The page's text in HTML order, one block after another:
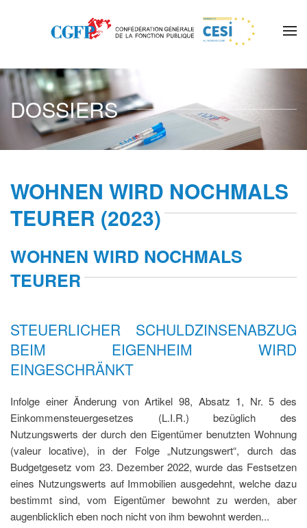
Skip to main content
DOSSIERS
WOHNEN WIRD NOCHMALS
TEURER (2023)
WOHNEN WIRD NOCHMALS
TEURER
STEUERLICHER SCHULDZINSENABZUG
BEIM EIGENHEIM WIRD
EINGESCHRÄNKT
Infolge einer Änderung von Artikel 98, Absatz 1, Nr. 5 des
Einkommensteuergesetzes (L.I.R.) bezüglich des
Nutzungswerts der durch den Eigentümer benutzten Wohnung
(valeur locative), in der Folge „Nutzungswert“, durch das
Budgetgesetz vom 23. Dezember 2022, wurde das Festsetzen
eines Nutzungswerts auf Immobilien ausgedehnt, welche dazu
bestimmt sind, vom Eigentümer bewohnt zu werden, aber
augenblicklich eben noch nicht von ihm bewohnt werden...